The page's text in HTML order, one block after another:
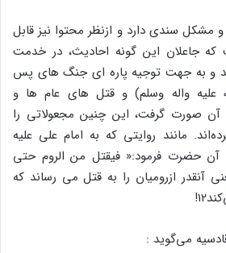
سندی دارد و ازنظر محتوا نیز قابل
که جاعلان این گونه احادیث، در خدمت
و به جهت توجیه پاره ای جنگ های پس
علیه واله وسلم) و قتل های عام ها و
صورت گرفت، این چنین مجعولاتی را
مانند روایتی که به امام علی علیه
آن حضرت فرمود:« فیقتل من الروم حتی
آنقدر ازرومیان را به قتل می رساند که
می‌گوید :